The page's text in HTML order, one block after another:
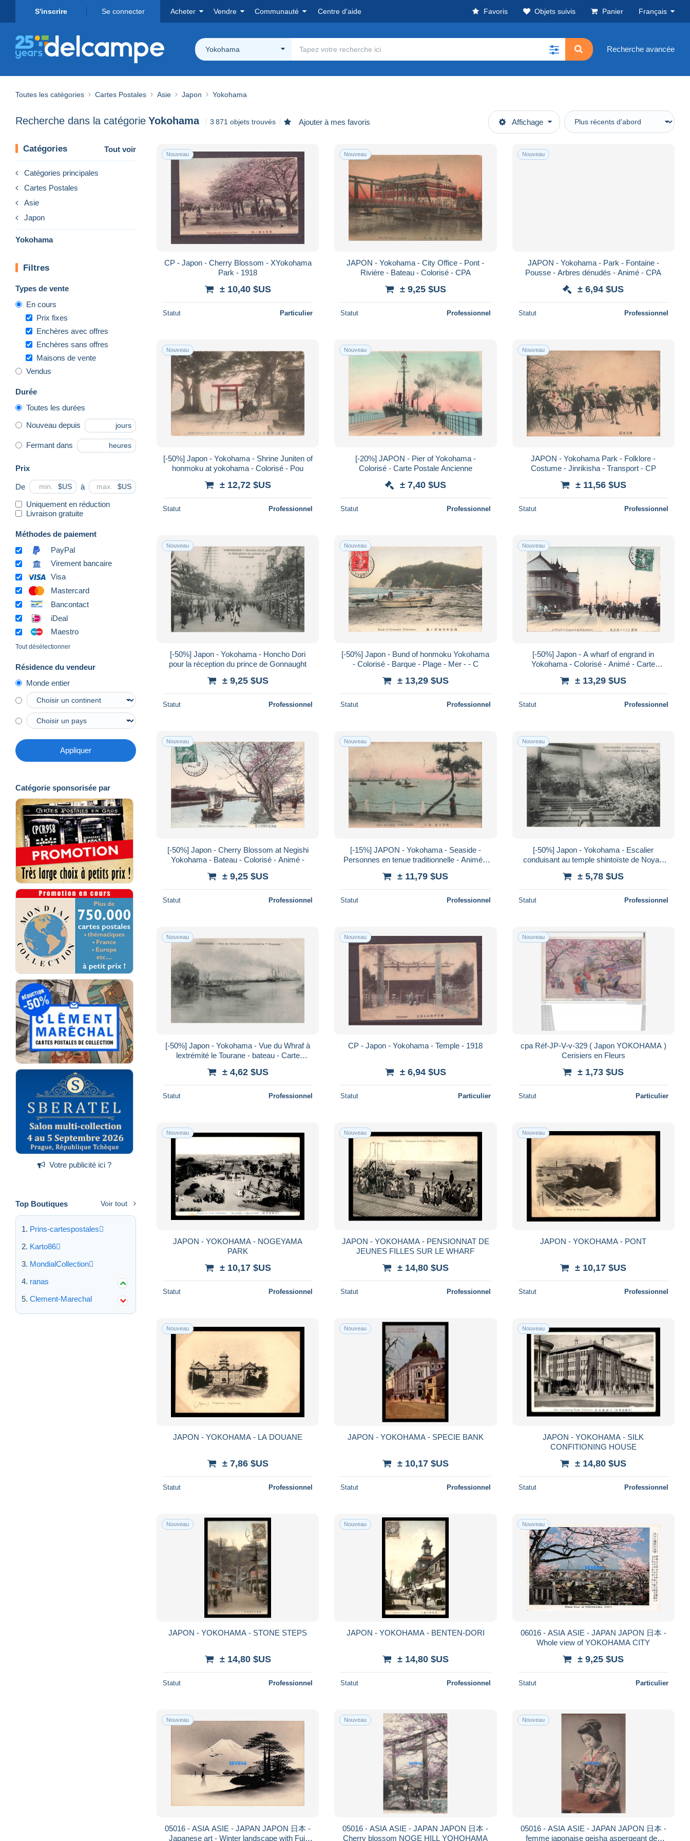
S'inscrire Se connecter Acheter Vendre Communauté Centre d'aide Favoris Objets suivis Panier Français
Yokohama Recherche avancée
Toutes les catégories Cartes Postales Asie Japon Yokohama
Recherche dans la catégorie Yokohama 3 871 objets trouvés Ajouter à mes favoris Affichage
Catégories Tout voir
Catégories principales
Cartes Postales
Asie
Japon
Yokohama
Filtres
Types de vente
En cours
Prix fixes
Enchères avec offres
Enchères sans offres
Maisons de vente
Vendus
Durée
Toutes les durées
Nouveau depuis jours
Fermant dans heures
Prix
De $US à $US
Uniquement en réduction
Livraison gratuite
Méthodes de paiement
PayPal
Virement bancaire
Visa
Mastercard
Bancontact
iDeal
Maestro
Tout désélectionner
Résidence du vendeur
Monde entier
Appliquer
Catégorie sponsorisée par
Votre publicité ici ?
Top Boutiques Voir tout
Prins-cartespostales
Karto86
MondialCollection
ranas
Clement-Marechal
Nouveau
CP - Japon - Cherry Blossom - XYokohama
Park - 1918
± 10,40 $US
Statut Particulier
Nouveau
JAPON - Yokohama - City Office - Pont -
Rivière - Bateau - Colorisé - CPA
± 9,25 $US
Statut Professionnel
Nouveau
JAPON - Yokohama - Park - Fontaine -
Pousse - Arbres dénudés - Animé - CPA
± 6,94 $US
Statut Professionnel
Nouveau
[-50%] Japon - Yokohama - Shrine Juniten of
honmoku at yokohama - Colorisé - Pou
± 12,72 $US
Statut Professionnel
Nouveau
[-20%] JAPON - Pier of Yokohama -
Colorisé - Carte Postale Ancienne
± 7,40 $US
Statut Professionnel
Nouveau
JAPON - Yokohama Park - Folklore -
Costume - Jinrikisha - Transport - CP
± 11,56 $US
Statut Professionnel
Nouveau
[-50%] Japon - Yokohama - Honcho Dori
pour la réception du prince de Gonnaught
± 9,25 $US
Statut Professionnel
Nouveau
[-50%] Japon - Bund of honmoku Yokohama
- Colorisé - Barque - Plage - Mer - - C
± 13,29 $US
Statut Professionnel
Nouveau
[-50%] Japon - A wharf of engrand in
Yokohama - Colorisé - Animé - Carte
± 13,29 $US
Statut Professionnel
Nouveau
[-50%] Japon - Cherry Blossom at Negishi
Yokohama - Bateau - Colorisé - Animé -
± 9,25 $US
Statut Professionnel
Nouveau
[-15%] JAPON - Yokohama - Seaside -
Personnes en tenue traditionnelle - Animé -
± 11,79 $US
Statut Professionnel
Nouveau
[-50%] Japon - Yokohama - Escalier
conduisant au temple shintoïste de Noya -
± 5,78 $US
Statut Professionnel
Nouveau
[-50%] Japon - Yokohama - Vue du Whraf à
lextrémité le Tourane - bateau - Carte
± 4,62 $US
Statut Professionnel
Nouveau
CP - Japon - Yokohama - Temple - 1918
± 6,94 $US
Statut Particulier
Nouveau
cpa Réf-JP-V-v-329 ( Japon YOKOHAMA )
Cerisiers en Fleurs
± 1,73 $US
Statut Particulier
Nouveau
JAPON - YOKOHAMA - NOGEYAMA
PARK
± 10,17 $US
Statut Professionnel
Nouveau
JAPON - YOKOHAMA - PENSIONNAT DE
JEUNES FILLES SUR LE WHARF
± 14,80 $US
Statut Professionnel
Nouveau
JAPON - YOKOHAMA - PONT
± 10,17 $US
Statut Professionnel
Nouveau
JAPON - YOKOHAMA - LA DOUANE
± 7,86 $US
Statut Professionnel
Nouveau
JAPON - YOKOHAMA - SPECIE BANK
± 10,17 $US
Statut Professionnel
Nouveau
JAPON - YOKOHAMA - SILK
CONFITIONING HOUSE
± 14,80 $US
Statut Professionnel
Nouveau
JAPON - YOKOHAMA - STONE STEPS
± 14,80 $US
Statut Professionnel
Nouveau
JAPON - YOKOHAMA - BENTEN-DORI
± 14,80 $US
Statut Professionnel
Nouveau
06016 - ASIA ASIE - JAPAN JAPON 日本 -
Whole view of YOKOHAMA CITY
± 9,25 $US
Statut Particulier
Nouveau
05016 - ASIA ASIE - JAPAN JAPON 日本 -
Japanese art - Winter landscape with Fuji
Nouveau
05016 - ASIA ASIE - JAPAN JAPON 日本 -
Cherry blossom NOGE HILL YOHOHAMA
Nouveau
05016 - ASIA ASIE - JAPAN JAPON 日本 -
femme japonaise geisha aspergeant des